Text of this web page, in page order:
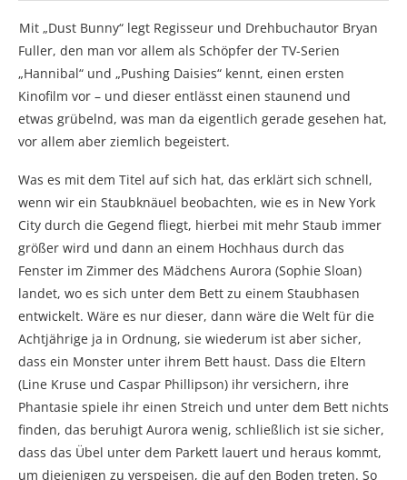
Mit „Dust Bunny“ legt Regisseur und Drehbuchautor Bryan
Fuller, den man vor allem als Schöpfer der TV-Serien
„Hannibal“ und „Pushing Daisies“ kennt, einen ersten
Kinofilm vor – und dieser entlässt einen staunend und
etwas grübelnd, was man da eigentlich gerade gesehen hat,
vor allem aber ziemlich begeistert.
Was es mit dem Titel auf sich hat, das erklärt sich schnell,
wenn wir ein Staubknäuel beobachten, wie es in New York
City durch die Gegend fliegt, hierbei mit mehr Staub immer
größer wird und dann an einem Hochhaus durch das
Fenster im Zimmer des Mädchens Aurora (Sophie Sloan)
landet, wo es sich unter dem Bett zu einem Staubhasen
entwickelt. Wäre es nur dieser, dann wäre die Welt für die
Achtjährige ja in Ordnung, sie wiederum ist aber sicher,
dass ein Monster unter ihrem Bett haust. Dass die Eltern
(Line Kruse und Caspar Phillipson) ihr versichern, ihre
Phantasie spiele ihr einen Streich und unter dem Bett nichts
finden, das beruhigt Aurora wenig, schließlich ist sie sicher,
dass das Übel unter dem Parkett lauert und heraus kommt,
um diejenigen zu verspeisen, die auf den Boden treten. So